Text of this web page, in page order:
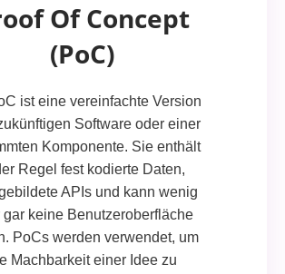
Of Concept
(PoC)
ist eine vereinfachte Version
Software oder einer
Komponente. Sie enthält
Regel fest kodierte Daten,
APIs und kann wenig
gar keine Benutzeroberfläche
PoCs werden verwendet, um
Machbarkeit einer Idee zu